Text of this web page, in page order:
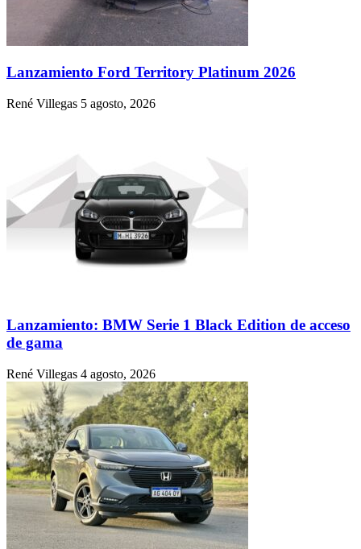
Lanzamiento Ford Territory Platinum 2026
René Villegas 5 agosto, 2026
Lanzamiento: BMW Serie 1 Black Edition de acceso
de gama
René Villegas 4 agosto, 2026